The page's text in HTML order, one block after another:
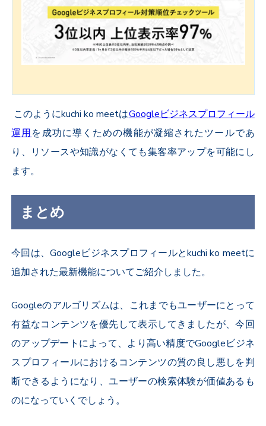
このようにkuchi ko meetはGoogleビジネスプロフィール
運用を成功に導くための機能が凝縮されたツールであ
り、リソースや知識がなくても集客率アップを可能にし
ます。
まとめ
今回は、Googleビジネスプロフィールとkuchi ko meetに
追加された最新機能についてご紹介しました。
Googleのアルゴリズムは、これまでもユーザーにとって
有益なコンテンツを優先して表示してきましたが、今回
のアップデートによって、より高い精度でGoogleビジネ
スプロフィールにおけるコンテンツの質の良し悪しを判
断できるようになり、ユーザーの検索体験が価値あるも
のになっていくでしょう。